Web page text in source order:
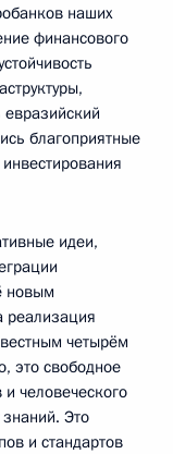
наших
финансового
благоприятные
идеи,
новым
реализация
четырём
это свободное
человеческого
Это
и стандартов